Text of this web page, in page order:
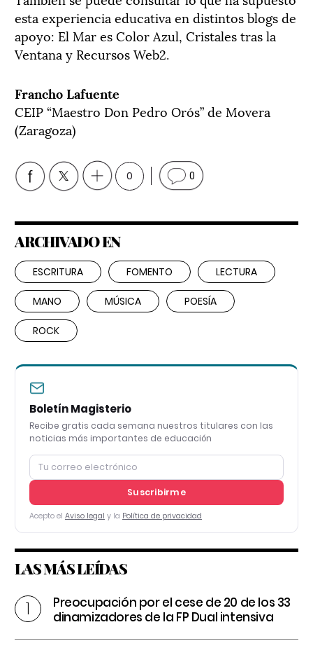
esta experiencia educativa en distintos blogs de
apoyo: El Mar es Color Azul, Cristales tras la
Ventana y Recursos Web2.
Francho Lafuente
CEIP “Maestro Don Pedro Orós” de Movera
(Zaragoza)
0 0
ARCHIVADO EN
ESCRITURA FOMENTO LECTURA
MANO MÚSICA POESÍA
ROCK
Boletín Magisterio
Recibe gratis cada semana nuestros titulares con las
noticias más importantes de educación
Suscribirme
Acepto el Aviso legal y la Política de privacidad
LAS MÁS LEÍDAS
Preocupación por el cese de 20 de los 33
dinamizadores de la FP Dual intensiva